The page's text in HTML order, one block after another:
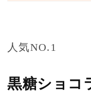
人気NO.1
黒糖ショコ